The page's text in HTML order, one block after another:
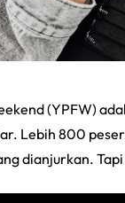
(YPFW)
Lebih 800
dianjurkan.